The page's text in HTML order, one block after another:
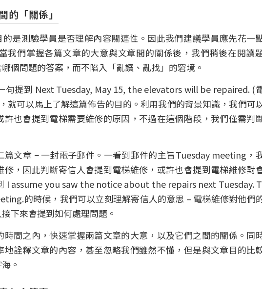
「關係」
是測驗學員是否理解內容關連性。因此我們建議學員應先花一
我們掌握各篇文章的大意與文章間的關係後，我們稍後在閱讀
個問題的答案，而不陷入「亂讀、亂找」的窘境。
句提到 Next Tuesday, May 15, the elevators will be repaired. (
就可以馬上了解這篇佈告的目的。利用我們的背景知識，我們可
也會提到電梯需要維修的原因，不過在這個階段，我們僅需判
文章 − 一封電子郵件。一看到郵件的主旨Tuesday meeting，
，因此判斷寄信人會提到電梯維修，或許也會提到電梯維修對
I assume you saw the notice about the repairs next Tuesday.
的時候，我們可以立刻理解寄信人的意思 – 電梯維修對他們
下來會提到如何處理問題。
間之內，快速掌握兩篇文章的大意，以及它們之間的關係。同
詮釋文章的內容，甚至忽略我們雖然不懂，但是與文章目的比
。